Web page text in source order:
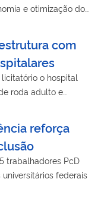
e otimização do
com
o hospital
roda adulto e
reforça
trabalhadores PcD
federais